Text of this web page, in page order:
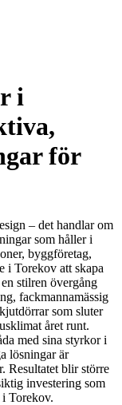
i
för
– det handlar om
som håller i
byggföretag,
i Torekov att skapa
stilren övergång
fackmannamässig
som sluter
året runt.
med sina styrkor i
lösningar är
Resultatet blir större
investering som
Torekov.